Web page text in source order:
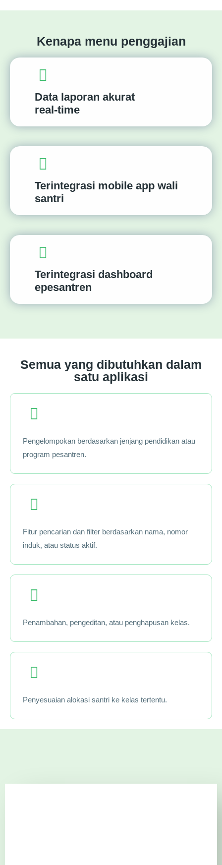
Kenapa menu penggajian
Data laporan akurat
real-time
Terintegrasi mobile app wali
santri
Terintegrasi dashboard
epesantren
Semua yang dibutuhkan dalam
satu aplikasi
Pengelompokan berdasarkan jenjang pendidikan atau
program pesantren.
Fitur pencarian dan filter berdasarkan nama, nomor
induk, atau status aktif.
Penambahan, pengeditan, atau penghapusan kelas.
Penyesuaian alokasi santri ke kelas tertentu.